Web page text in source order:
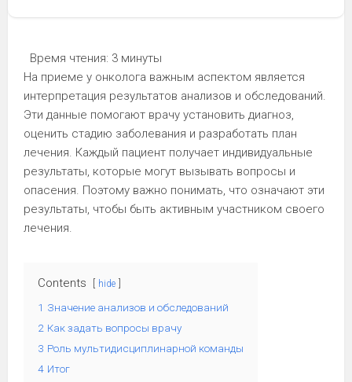
Время чтения: 3 минуты
На приеме у онколога важным аспектом является
интерпретация результатов анализов и обследований.
Эти данные помогают врачу установить диагноз,
оценить стадию заболевания и разработать план
лечения. Каждый пациент получает индивидуальные
результаты, которые могут вызывать вопросы и
опасения. Поэтому важно понимать, что означают эти
результаты, чтобы быть активным участником своего
лечения.
Contents hide
1 Значение анализов и обследований
2 Как задать вопросы врачу
3 Роль мультидисциплинарной команды
4 Итог